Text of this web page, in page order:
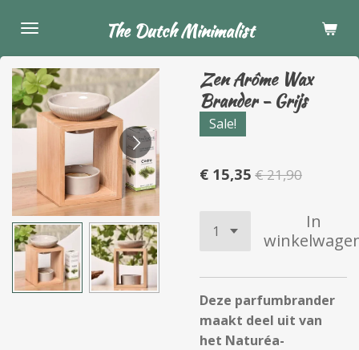
direct
naar
de
hoofdinhoud
The Dutch Minimalist
Zen Arôme Wax
Brander - Grijs
Sale!
€ 15,35 € 21,90
In
Deze parfumbrander
maakt deel uit van
het Naturéa-